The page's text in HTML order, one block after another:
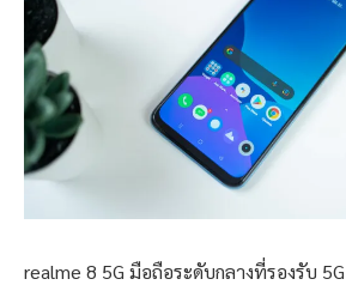
realme 8 5G มือถือระดับกลางที่รองรับ